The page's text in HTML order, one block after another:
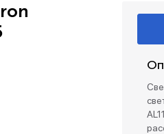
лампы
складские
светодиодный
и сигнализация
коробки и